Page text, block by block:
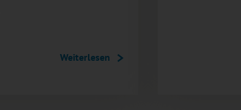
Weiterlesen